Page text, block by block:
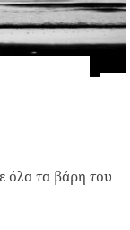
όλα τα βάρη του